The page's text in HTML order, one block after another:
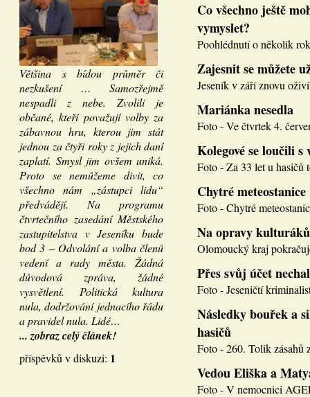
Většina s bídou průměr či
nezkušení … Samozřejmě
nespadli z nebe. Zvolili je
občané, kteří považují volby za
zábavnou hru, kterou jim stát
jednou za čtyři roky z jejich daní
zaplatí. Smysl jim ovšem uniká.
Proto se nemůžeme divit, co
všechno nám „zástupci lidu“
předvádějí. Na programu
čtvrtečního zasedání Městského
zastupitelstva v Jeseníku bude
bod 3 – Odvolání a volba členů
vedení a rady města. Žádná
důvodová zpráva, žádné
vysvětlení. Politická kultura
nula, dodržování jednacího řádu
a pravidel nula. Lidé…
... zobraz celý článek!
příspěvků v diskuzi: 1
Co všechno ještě
vymyslet?
Poohlédnutí o několik
Zajesnit se můžete
Jeseník v září znovu
Mariánka nesedla
Foto - Ve čtvrtek 4.
Kolegové se loučili s
Foto - Za 33 let u hasičů
Chytré meteostanice
Foto - Chytré
Na opravy
Olomoucký kraj
Přes svůj účet
Foto - Jeseničtí
Následky bouřek a
hasičů
Foto - 260. Tolik zásahů
Vedou Eliška a
Foto - V nemocnici